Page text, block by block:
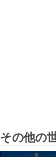
その他の